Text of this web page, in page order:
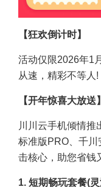
【狂欢倒计时】
活动仅限2026年1
从速，精彩不等人!
【开年惊喜大放送】
川川云手机倾情推
标准版PRO、千
击核心，助您省钱
1. 短期畅玩套餐(